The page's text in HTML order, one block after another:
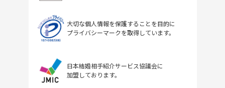
大切な個人情報を保護することを目的に
プライバシーマークを取得しています。
日本結婚相手紹介サービス協議会に
加盟しております。